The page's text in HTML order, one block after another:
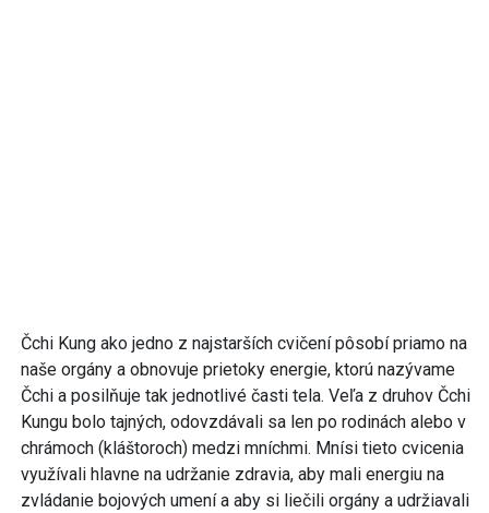
Čchi Kung ako jedno z najstarších cvičení pôsobí priamo na
naše orgány a obnovuje prietoky energie, ktorú nazývame
Čchi a posilňuje tak jednotlivé časti tela. Veľa z druhov Čchi
Kungu bolo tajných, odovzdávali sa len po rodinách alebo v
chrámoch (kláštoroch) medzi mníchmi. Mnísi tieto cvicenia
využívali hlavne na udržanie zdravia, aby mali energiu na
zvládanie bojových umení a aby si liečili orgány a udržiavali